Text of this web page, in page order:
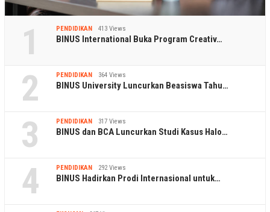
1 PENDIDIKAN 413 Views
BINUS International Buka Program Creativ…
2 PENDIDIKAN 364 Views
BINUS University Luncurkan Beasiswa Tahu…
3 PENDIDIKAN 317 Views
BINUS dan BCA Luncurkan Studi Kasus Halo…
4 PENDIDIKAN 292 Views
BINUS Hadirkan Prodi Internasional untuk…